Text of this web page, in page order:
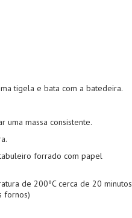
tigela e bata com a batedeira.
uma massa consistente.
forrado com papel
de 200ºC cerca de 20 minutos
fornos)